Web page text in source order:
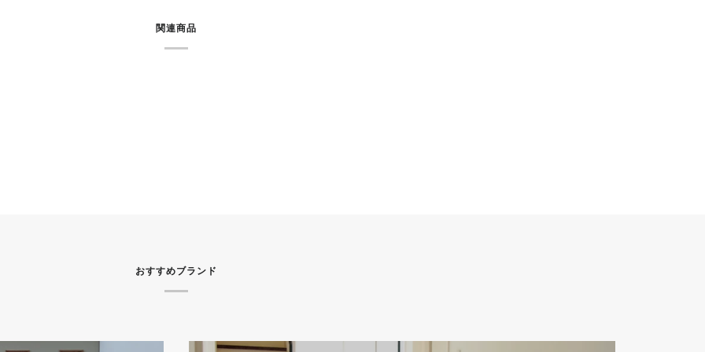
関連商品
おすすめブランド